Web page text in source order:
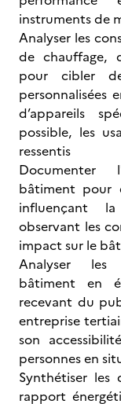
instruments de
Analyser les
de chauffage,
pour cibler
personnalisées
d’appareils
possible, les
ressentis
Documenter
bâtiment pour
influençant
observant les
impact sur le
Analyser les
bâtiment en
recevant du
entreprise
son
personnes en
Synthétiser les
rapport